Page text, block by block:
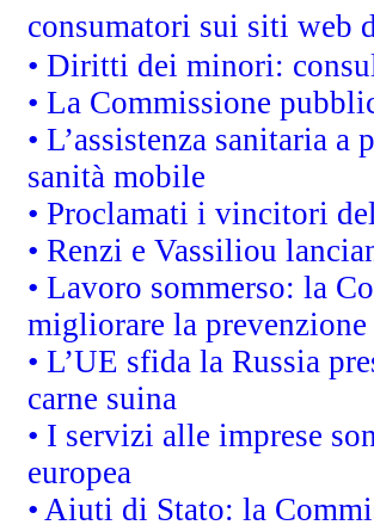
consumatori sui siti web
• Diritti dei minori:
• La Commissione
• L’assistenza sanitaria
sanità mobile
• Proclamati i vincitori
• Renzi e Vassiliou
• Lavoro sommerso: la
migliorare la prevenzione
• L’UE sfida la Russia
carne suina
• I servizi alle imprese
europea
• Aiuti di Stato: la